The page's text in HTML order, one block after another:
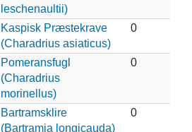
leschenaultii)
Kaspisk Præstekrave
(Charadrius asiaticus)
0
Pomeransfugl
(Charadrius
morinellus)
0
Bartramsklire
(Bartramia longicauda)
0